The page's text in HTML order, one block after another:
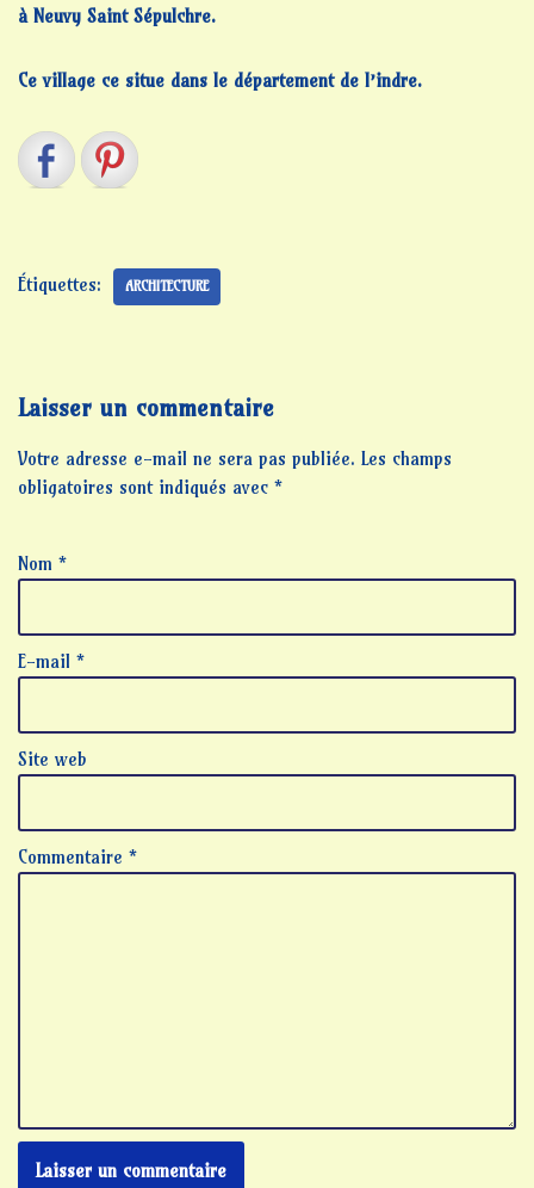
à Neuvy Saint Sépulchre.
Ce village ce situe dans le département de l’indre.
Étiquettes: ARCHITECTURE
Laisser un commentaire
Votre adresse e-mail ne sera pas publiée. Les champs
obligatoires sont indiqués avec *
Nom *
E-mail *
Site web
Commentaire *